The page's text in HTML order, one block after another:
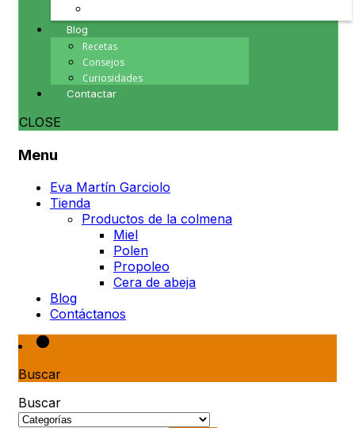
Blog
Recetas
Consejos
Curiosidades
Contactar
CLOSE
Menu
Eva Martín Garciolo
Tienda
Productos de la colmena
Miel
Polen
Propoleo
Cera de abeja
Blog
Contáctanos
Buscar
Buscar